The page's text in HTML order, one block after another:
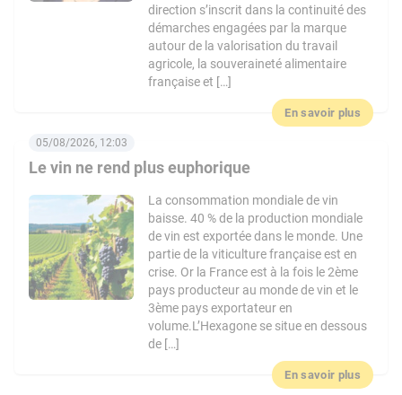
direction s’inscrit dans la continuité des
démarches engagées par la marque
autour de la valorisation du travail
agricole, la souveraineté alimentaire
française et […]
En savoir plus
Le vin ne rend plus euphorique
05/08/2026, 12:03
La consommation mondiale de vin
baisse. 40 % de la production mondiale
de vin est exportée dans le monde. Une
partie de la viticulture française est en
crise. Or la France est à la fois le 2ème
pays producteur au monde de vin et le
3ème pays exportateur en
volume.L’Hexagone se situe en dessous
de […]
En savoir plus